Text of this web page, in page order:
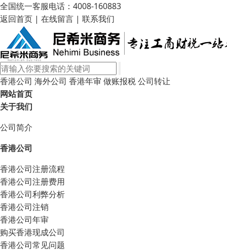
全国统一客服电话：4008-160883
返回首页 | 在线留言 | 联系我们
香港公司 海外公司 香港年审 做账报税公司转让
网站首页
关于我们
公司简介
香港公司
香港公司注册流程
香港公司注册费用
香港公司利弊分析
香港公司注销
香港公司年审
购买香港现成公司
香港公司常见问题